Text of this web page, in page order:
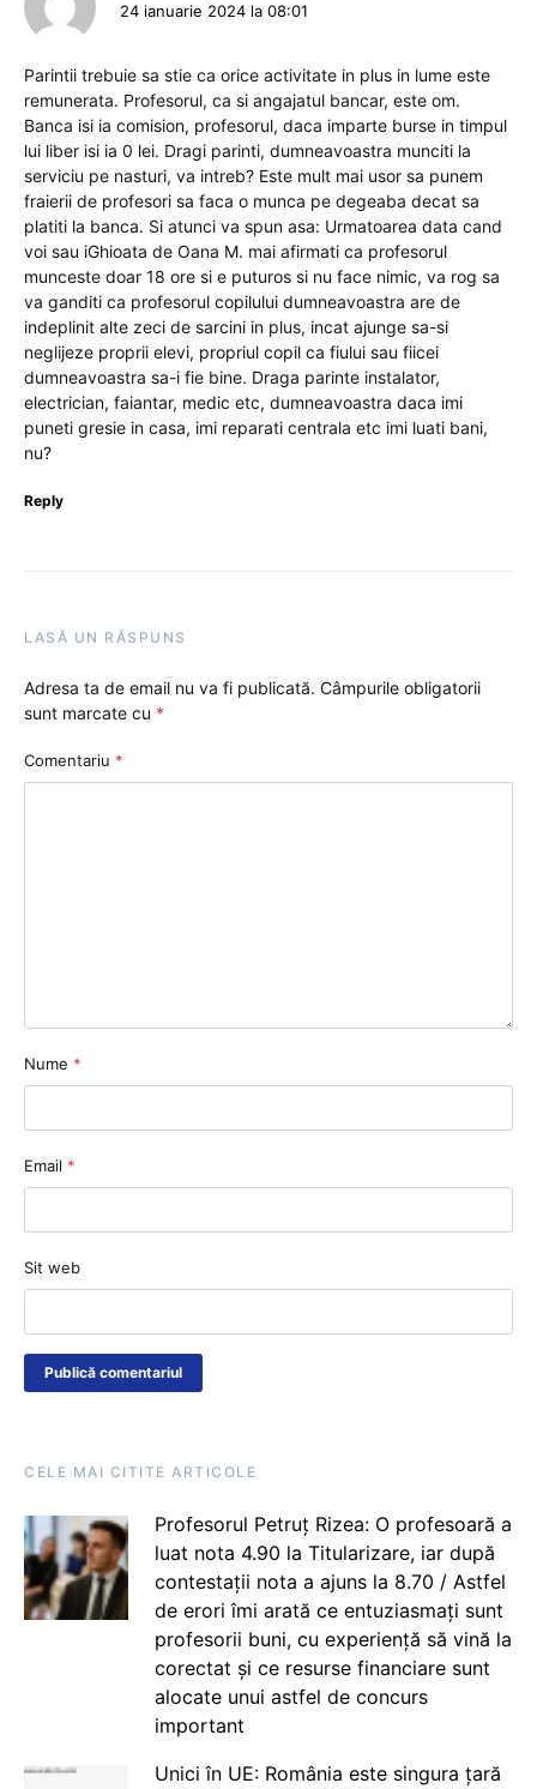
24 ianuarie 2024 la 08:01
Parintii trebuie sa stie ca orice activitate in plus in lume este
remunerata. Profesorul, ca si angajatul bancar, este om.
Banca isi ia comision, profesorul, daca imparte burse in timpul
lui liber isi ia 0 lei. Dragi parinti, dumneavoastra munciti la
serviciu pe nasturi, va intreb? Este mult mai usor sa punem
fraierii de profesori sa faca o munca pe degeaba decat sa
platiti la banca. Si atunci va spun asa: Urmatoarea data cand
voi sau iGhioata de Oana M. mai afirmati ca profesorul
munceste doar 18 ore si e puturos si nu face nimic, va rog sa
va ganditi ca profesorul copilului dumneavoastra are de
indeplinit alte zeci de sarcini in plus, incat ajunge sa-si
neglijeze proprii elevi, propriul copil ca fiului sau fiicei
dumneavoastra sa-i fie bine. Draga parinte instalator,
electrician, faiantar, medic etc, dumneavoastra daca imi
puneti gresie in casa, imi reparati centrala etc imi luati bani,
nu?
Reply
LASĂ UN RĂSPUNS
Adresa ta de email nu va fi publicată. Câmpurile obligatorii
sunt marcate cu *
Comentariu *
Nume *
Email *
Sit web
CELE MAI CITITE ARTICOLE
Profesorul Petruț Rizea: O profesoară a
luat nota 4.90 la Titularizare, iar după
contestații nota a ajuns la 8.70 / Astfel
de erori îmi arată ce entuziasmați sunt
profesorii buni, cu experiență să vină la
corectat și ce resurse financiare sunt
alocate unui astfel de concurs
important
Unici în UE: România este singura țară